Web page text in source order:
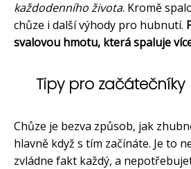
každodenního života. Kromě
chůze i další výhody pro hubnutí.
svalovou hmotu, která spaluje
Tipy pro začátečníky
Chůze je bezva způsob, jak
hlavně když s tím začínáte. Je to
zvládne fakt každý, a